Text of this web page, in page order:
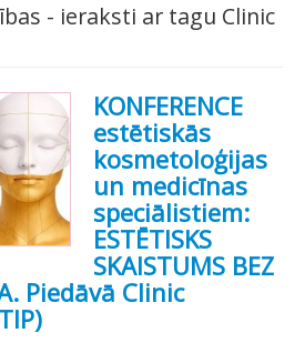
- ieraksti ar tagu Clinic
KONFERENCE
estētiskās
kosmetoloģijas
un medicīnas
speciālistiem:
ESTĒTISKS
SKAISTUMS BEZ
Piedāvā Clinic